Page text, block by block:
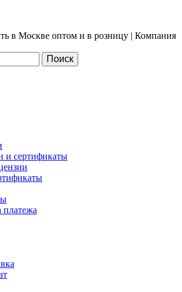
в Москве оптом и в розницу | Компания
Поиск
и сертификаты
платежа